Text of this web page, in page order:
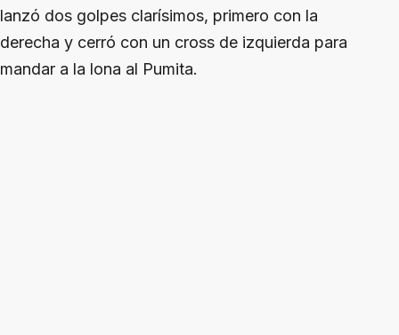
lanzó dos golpes clarísimos, primero con la
derecha y cerró con un cross de izquierda para
mandar a la lona al Pumita.